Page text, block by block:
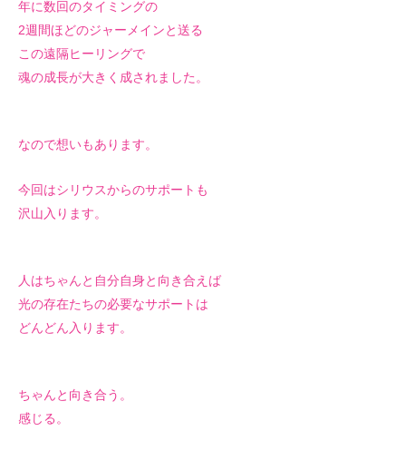
年に数回のタイミングの
2週間ほどのジャーメインと送る
この遠隔ヒーリングで
魂の成長が大きく成されました。
なので想いもあります。
今回はシリウスからのサポートも
沢山入ります。
人はちゃんと自分自身と向き合えば
光の存在たちの必要なサポートは
どんどん入ります。
ちゃんと向き合う。
感じる。